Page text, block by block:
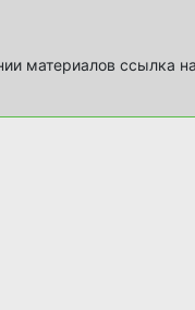
материалов ссылка на